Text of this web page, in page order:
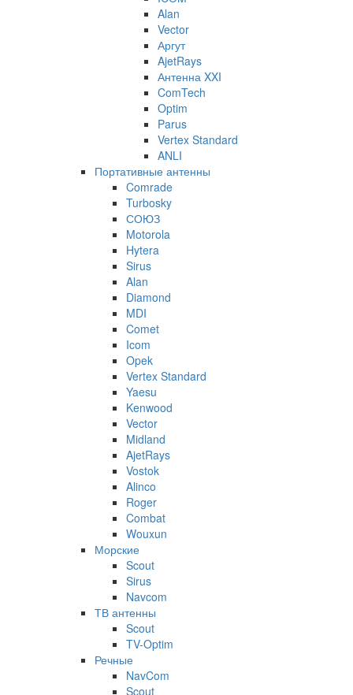
Alan
Vector
Аргут
AjetRays
Антенна XXI
ComTech
Optim
Parus
Vertex Standard
ANLI
Портативные антенны
Comrade
Turbosky
СОЮЗ
Motorola
Hytera
Sirus
Alan
Diamond
MDI
Comet
Icom
Opek
Vertex Standard
Yaesu
Kenwood
Vector
Midland
AjetRays
Vostok
Alinco
Roger
Combat
Wouxun
Морские
Scout
Sirus
Navcom
ТВ антенны
Scout
TV-Optim
Речные
NavCom
Scout